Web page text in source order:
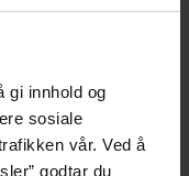
gi innhold og
sosiale
vår. Ved å
godtar du